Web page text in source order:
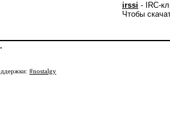
irssi - IRC-
Чтобы
#nostalgy